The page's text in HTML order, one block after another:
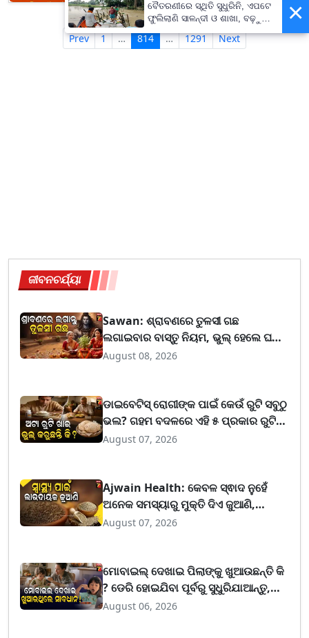
Prev 1 … 814 … 1291 Next
ଜୀବନଚର୍ଯ୍ୟା
Sawan: ଶ୍ରାବଣରେ ତୁଳସୀ ଗଛ
ଲଗାଇବାର ବାସ୍ତୁ ନିୟମ, ଭୁଲ୍‌ ହେଲେ ଘରକୁ
ଆସିବନି ସୁଖ-ସମୃଦ୍ଧି
August 08, 2026
ଡାଇବେଟିସ୍ ରୋଗୀଙ୍କ ପାଇଁ କେଉଁ ରୁଟି ସବୁଠୁ
ଭଲ? ଗହମ ବଦଳରେ ଏହି ୫ ପ୍ରକାର ରୁଟି
ରଖିପାରେ ବ୍ଲଡ ସୁଗାର ନିୟନ୍ତ୍ରଣରେ
August 07, 2026
Ajwain Health: କେବଳ ସ୍ଵାଦ ନୁହେଁ
ଅନେକ ସମସ୍ୟାରୁ ମୁକ୍ତି ଦିଏ ଜୁଆଣି,
ଜାଣନ୍ତୁ ଏହାକୁ ଖାଇବାର ସଠିକ୍ ଉପାୟ
August 07, 2026
ମୋବାଇଲ୍ ଦେଖାଇ ପିଲାଙ୍କୁ ଖୁଆଉଛନ୍ତି କି
? ଡେରି ହୋଇଯିବା ପୂର୍ବରୁ ସୁଧୁରିଯାଆନ୍ତୁ,
ଡାକ୍ତରମାନେ ଦେଲେ ଭୟଙ୍କର ଚେତାବନୀ
August 06, 2026
×
ବୈତରଣୀରେ ସ୍ଥିତି ସୁଧୁରିନି, ଏପଟେ
ଫୁଲିଲାଣି ସାଳନ୍ଦୀ ଓ ଶାଖା, ବଢ଼ୁଛି